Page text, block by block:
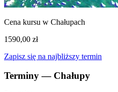
Cena kursu w Chałupach
1590,00 zł
Zapisz się na najbliższy termin
Terminy — Chałupy